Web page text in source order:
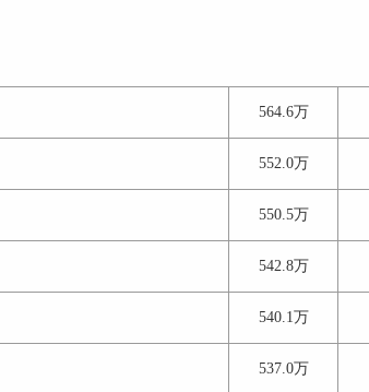
564.6万
552.0万
550.5万
542.8万
540.1万
537.0万